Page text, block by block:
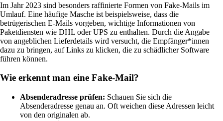
Im Jahr 2023 sind besonders raffinierte Formen von Fake-Mails im
Umlauf. Eine häufige Masche ist beispielsweise, dass die
betrügerischen E-Mails vorgeben, wichtige Informationen von
Paketdiensten wie DHL oder UPS zu enthalten. Durch die Angabe
von angeblichen Lieferdetails wird versucht, die Empfänger*innen
dazu zu bringen, auf Links zu klicken, die zu schädlicher Software
führen können.
Wie erkennt man eine Fake-Mail?
Absenderadresse prüfen: Schauen Sie sich die
Absenderadresse genau an. Oft weichen diese Adressen leicht
von den originalen ab.